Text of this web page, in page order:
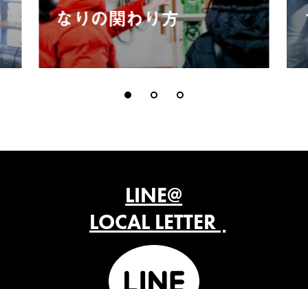
なりの関わり方
LINE@
LOCAL LETTER